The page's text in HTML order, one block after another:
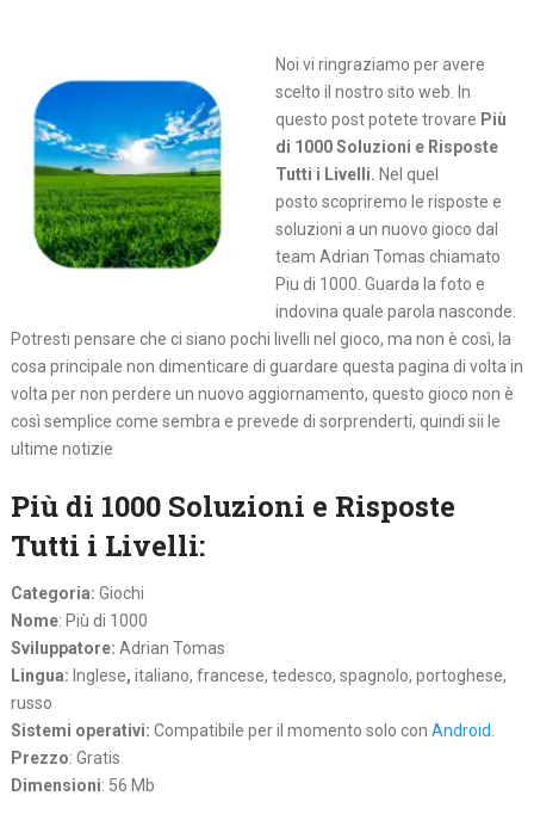
Noi vi ringraziamo per avere
scelto il nostro sito web. In
questo post potete trovare Più
di 1000 Soluzioni e Risposte
Tutti i Livelli. Nel quel
posto scopriremo le risposte e
soluzioni a un nuovo gioco dal
team Adrian Tomas chiamato
Piu di 1000. Guarda la foto e
indovina quale parola nasconde.
Potresti pensare che ci siano pochi livelli nel gioco, ma non è così, la
cosa principale non dimenticare di guardare questa pagina di volta in
volta per non perdere un nuovo aggiornamento, questo gioco non è
così semplice come sembra e prevede di sorprenderti, quindi sii le
ultime notizie
Più di 1000 Soluzioni e Risposte
Tutti i Livelli:
Categoria: Giochi
Nome: Più di 1000
Sviluppatore: Adrian Tomas
Lingua: Inglese, italiano, francese, tedesco, spagnolo, portoghese,
russo
Sistemi operativi: Compatibile per il momento solo con Android.
Prezzo: Gratis
Dimensioni: 56 Mb